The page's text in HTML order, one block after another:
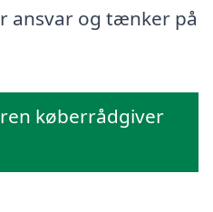
ansvar og tænker på
køberrådgiver